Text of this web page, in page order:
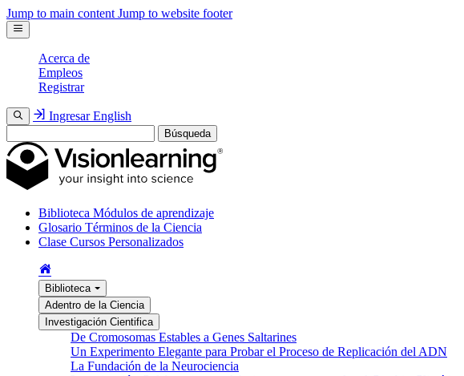
Jump to main content Jump to website footer
Acerca de
Empleos
Registrar
Ingresar English
Búsqueda
Biblioteca Módulos de aprendizaje
Glosario Términos de la Ciencia
Clase Cursos Personalizados
Biblioteca
Adentro de la Ciencia
Investigación Cientifica
De Cromosomas Estables a Genes Saltarines
Un Experimento Elegante para Probar el Proceso de Replicación del ADN
La Fundación de la Neurociencia